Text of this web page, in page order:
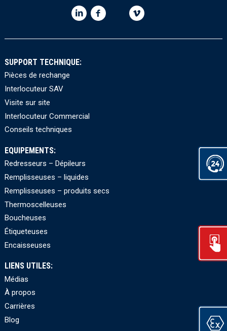
SUPPORT TECHNIQUE:
Pièces de rechange
Interlocuteur SAV
Visite sur site
Interlocuteur Commercial
Conseils techniques
EQUIPEMENTS:
Redresseurs – Dépileurs
Remplisseuses – liquides
Remplisseuses – produits secs
Thermoscelleuses
Boucheuses
Étiqueteuses
Encaisseuses
LIENS UTILES:
Médias
À propos
Carrières
Blog